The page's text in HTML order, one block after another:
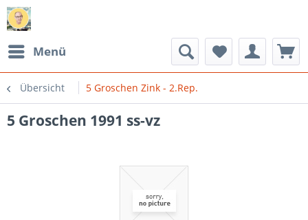
Menü
Übersicht 5 Groschen Zink - 2.Rep.
5 Groschen 1991 ss-vz